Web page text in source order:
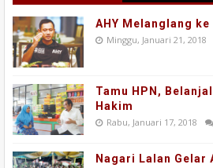
AHY Melanglang
Minggu, Januari 21, 2018
Tamu HPN,
Hakim
Rabu, Januari 17, 2018
Nagari Lalan Gelar